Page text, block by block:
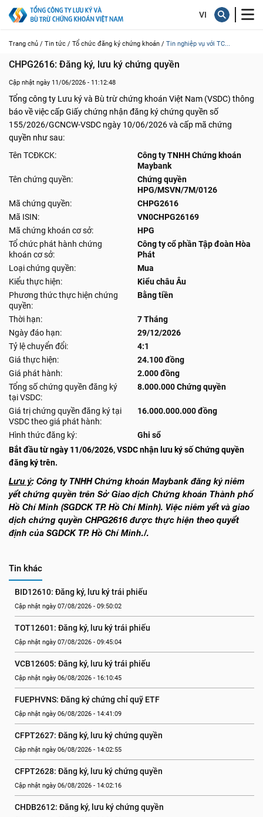
Trang chủ / Tin tức / Tổ chức đăng ký chứng khoán / Tin nghiệp vụ với TC...
CHPG2616: Đăng ký, lưu ký chứng quyền
Cập nhật ngày 11/06/2026 - 11:12:48
Tổng công ty Lưu ký và Bù trừ chứng khoán Việt Nam (VSDC) thông
báo về việc cấp Giấy chứng nhận đăng ký chứng quyền số
155/2026/GCNCW-VSDC ngày 10/06/2026 và cấp mã chứng
quyền như sau:
Tên TCĐKCK:
Công ty TNHH Chứng khoán
Maybank
Tên chứng quyền:
Chứng quyền
HPG/MSVN/7M/0126
Mã chứng quyền:
CHPG2616
Mã ISIN:
VN0CHPG26169
Mã chứng khoán cơ sở:
HPG
Tổ chức phát hành chứng
khoán cơ sở:
Công ty cổ phần Tập đoàn Hòa
Phát
Loại chứng quyền:
Mua
Kiểu thực hiện:
Kiểu châu Âu
Phương thức thực hiện chứng
quyền:
Bằng tiền
Thời hạn:
7 Tháng
Ngày đáo hạn:
29/12/2026
Tỷ lệ chuyển đổi:
4:1
Giá thực hiện:
24.100 đồng
Giá phát hành:
2.000 đồng
Tổng số chứng quyền đăng ký
tại VSDC:
8.000.000 Chứng quyền
Giá trị chứng quyền đăng ký tại
VSDC theo giá phát hành:
16.000.000.000 đồng
Hình thức đăng ký:
Ghi sổ
Bắt đầu từ ngày 11/06/2026, VSDC nhận lưu ký số Chứng quyền
đăng ký trên.
Lưu ý: Công ty TNHH Chứng khoán Maybank đăng ký niêm
yết chứng quyền trên Sở Giao dịch Chứng khoán Thành phố
Hồ Chí Minh (SGDCK TP. Hồ Chí Minh). Việc niêm yết và giao
dịch chứng quyền CHPG2616 được thực hiện theo quyết
định của SGDCK TP. Hồ Chí Minh./.
Tin khác
BID12610: Đăng ký, lưu ký trái phiếu
Cập nhật ngày 07/08/2026 - 09:50:02
TOT12601: Đăng ký, lưu ký trái phiếu
Cập nhật ngày 07/08/2026 - 09:45:04
VCB12605: Đăng ký, lưu ký trái phiếu
Cập nhật ngày 06/08/2026 - 16:10:45
FUEPHVNS: Đăng ký chứng chỉ quỹ ETF
Cập nhật ngày 06/08/2026 - 14:41:09
CFPT2627: Đăng ký, lưu ký chứng quyền
Cập nhật ngày 06/08/2026 - 14:02:55
CFPT2628: Đăng ký, lưu ký chứng quyền
Cập nhật ngày 06/08/2026 - 14:02:16
CHDB2612: Đăng ký, lưu ký chứng quyền